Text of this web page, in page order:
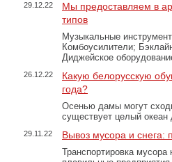
29.12.22
Мы предоставляем в
типов
Музыкальные
Комбоусилители;
Диджейское
26.12.22
Какую белорусскую
года?
Осенью дамы могут
существует целый
29.11.22 Вывоз мусора и
Транспортировка